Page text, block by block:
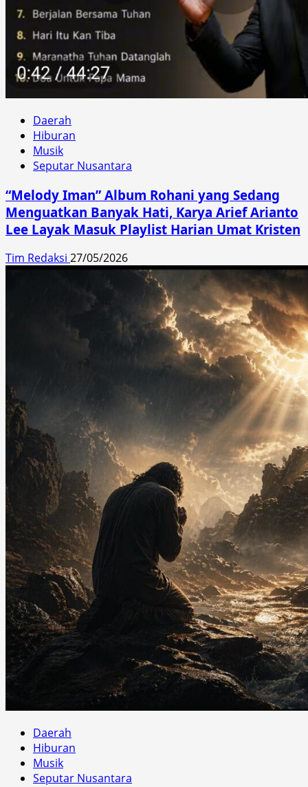
Daerah
Hiburan
Musik
Seputar Nusantara
“Melody Iman” Album Rohani yang Sedang
Menguatkan Banyak Hati, Karya Arief Arianto
Lee Layak Masuk Playlist Harian Umat Kristen
Tim Redaksi 27/05/2026
Daerah
Hiburan
Musik
Seputar Nusantara